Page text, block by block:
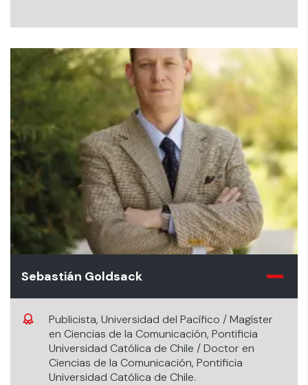
Sebastián Goldsack
Publicista, Universidad del Pacífico / Magíster
en Ciencias de la Comunicación, Pontificia
Universidad Católica de Chile / Doctor en
Ciencias de la Comunicación, Pontificia
Universidad Católica de Chile.